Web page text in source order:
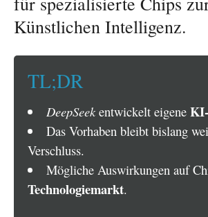
Künstlichen Intelligenz.
TL;DR
DeepSeekentwickelt eigene
Das Vorhaben bleibt bislang
Verschluss.
Mögliche Auswirkungen auf
Technologiemarkt.